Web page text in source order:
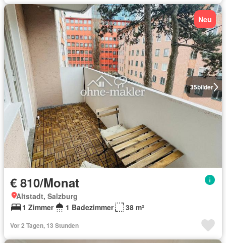
35bilder
Neu
€ 810/Monat
Altstadt, Salzburg
1 Zimmer
1 Badezimmer 38 m²
Vor 2 Tagen, 13 Stunden